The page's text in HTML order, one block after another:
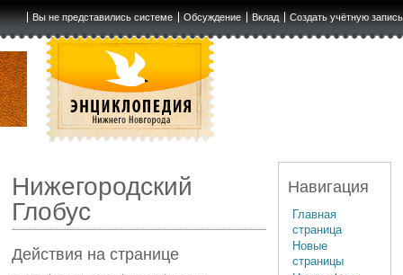
Вы не представились системе Обсуждение Вклад Создать учётную запись
Нижегородский
Глобус
Действия на странице
Навигация
Главная
страница
Новые
страницы